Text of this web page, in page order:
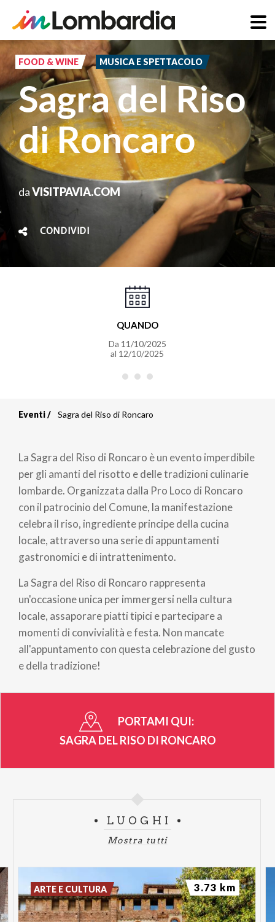
Salta
al
contenuto
principale
FOOD & WINE MUSICA E SPETTACOLO
Sagra del Riso
di Roncaro
daVISITPAVIA.COM
CONDIVIDI
QUANDO
Da 11/10/2025
al 12/10/2025
di
pane
Eventi Sagra del Riso di Roncaro
La Sagra del Riso di Roncaro è un evento imperdibile
per gli amanti del risotto e delle tradizioni culinarie
lombarde. Organizzata dalla Pro Loco di Roncaro
con il patrocinio del Comune, la manifestazione
celebra il riso, ingrediente principe della cucina
locale, attraverso una serie di appuntamenti
gastronomici e di intrattenimento.
La Sagra del Riso di Roncaro rappresenta
un'occasione unica per immergersi nella cultura
locale, assaporare piatti tipici e partecipare a
momenti di convivialità e festa. Non mancate
all'appuntamento con questa celebrazione del gusto
e della tradizione!
PORTAMI QUI:
SAGRA DEL RISO DI RONCARO
LUOGHI
Mostra tutti
ARTE E CULTURA 3.73 km